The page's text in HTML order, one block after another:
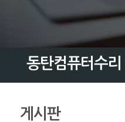
동탄컴퓨터수리
게시판